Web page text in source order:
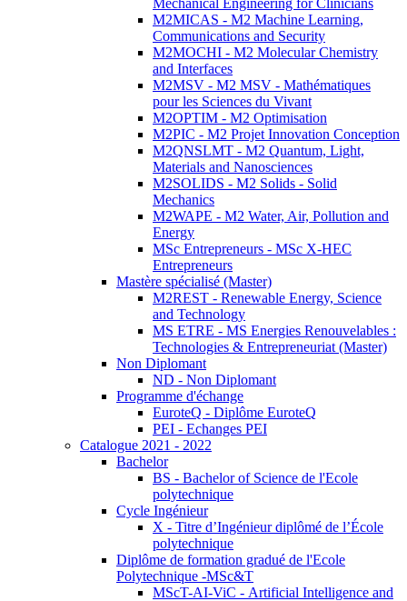
Mechanical Engineering for Clinicians
M2MICAS - M2 Machine Learning,
Communications and Security
M2MOCHI - M2 Molecular Chemistry
and Interfaces
M2MSV - M2 MSV - Mathématiques
pour les Sciences du Vivant
M2OPTIM - M2 Optimisation
M2PIC - M2 Projet Innovation Conception
M2QNSLMT - M2 Quantum, Light,
Materials and Nanosciences
M2SOLIDS - M2 Solids - Solid
Mechanics
M2WAPE - M2 Water, Air, Pollution and
Energy
MSc Entrepreneurs - MSc X-HEC
Entrepreneurs
Mastère spécialisé (Master)
M2REST - Renewable Energy, Science
and Technology
MS ETRE - MS Energies Renouvelables :
Technologies & Entrepreneuriat (Master)
Non Diplomant
ND - Non Diplomant
Programme d'échange
EuroteQ - Diplôme EuroteQ
PEI - Echanges PEI
Catalogue 2021 - 2022
Bachelor
BS - Bachelor of Science de l'Ecole
polytechnique
Cycle Ingénieur
X - Titre d’Ingénieur diplômé de l’École
polytechnique
Diplôme de formation gradué de l'Ecole
Polytechnique -MSc&T
MScT-AI-ViC - Artificial Intelligence and